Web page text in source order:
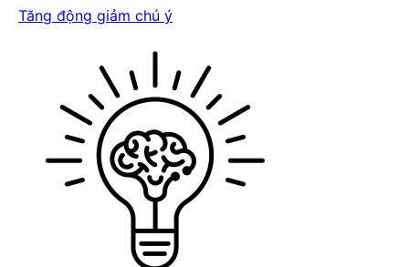
Tăng động giảm chú ý